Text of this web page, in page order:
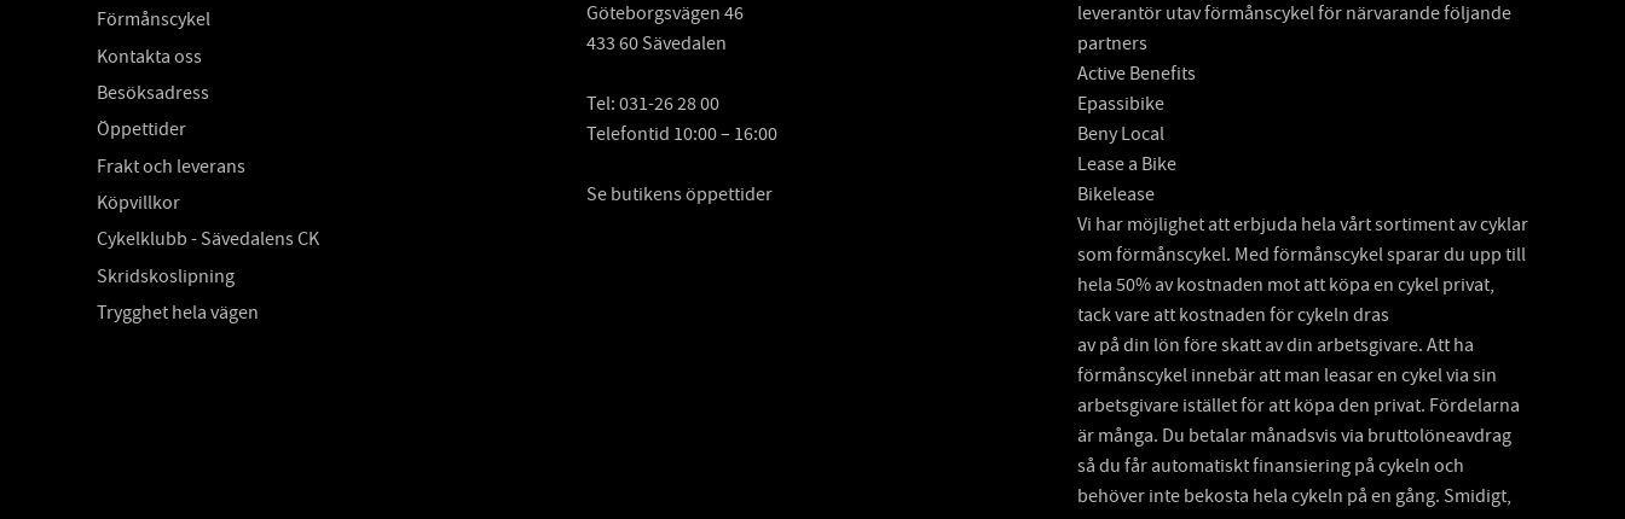
Förmånscykel
Kontakta oss
Besöksadress
Öppettider
Frakt och leverans
Köpvillkor
Cykelklubb - Sävedalens CK
Skridskoslipning
Trygghet hela vägen
Göteborgsvägen 46
433 60 Sävedalen
Tel:031-26 28 00
Telefontid 10:00 – 16:00
Se butikens öppettider
leverantör utav förmånscykel för närvarande följande
partners
Active Benefits
Epassibike
Beny Local
Lease a Bike
Bikelease
Vi har möjlighet att erbjuda hela vårt sortiment av cyklar
som förmånscykel. Med förmånscykel sparar du upp till
hela 50% av kostnaden mot att köpa en cykel privat,
tack vare att kostnaden för cykeln dras
av på din lön före skatt av din arbetsgivare. Att ha
förmånscykel innebär att man leasar en cykel via sin
arbetsgivare istället för att köpa den privat. Fördelarna
är många. Du betalar månadsvis via bruttolöneavdrag
så du får automatiskt finansiering på cykeln och
behöver inte bekosta hela cykeln på en gång. Smidigt,